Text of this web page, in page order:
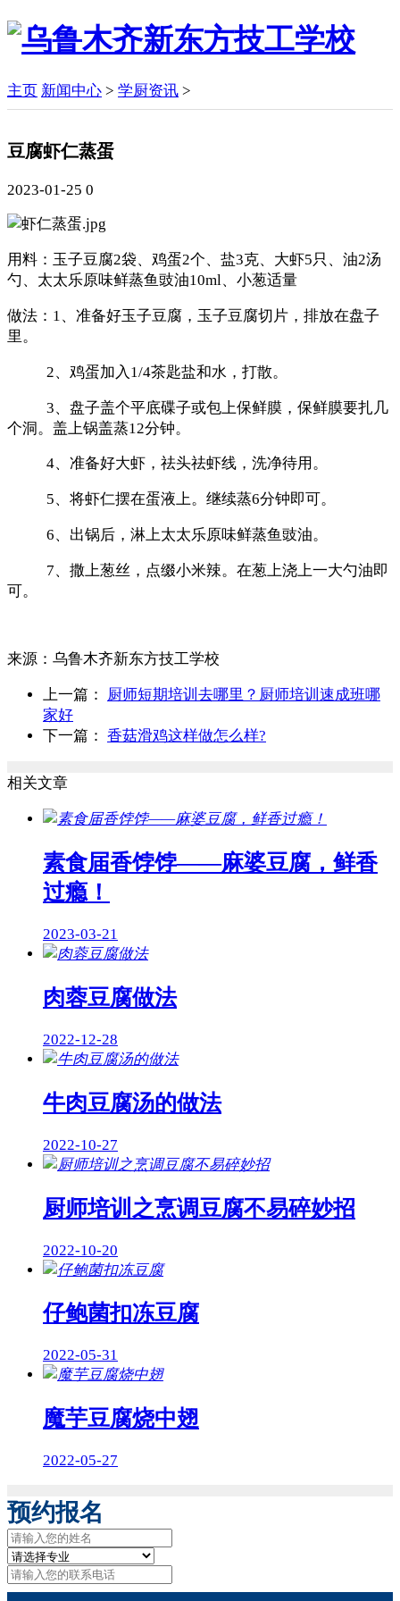
主页 新闻中心 > 学厨资讯 >
豆腐虾仁蒸蛋
2023-01-25 0
用料：玉子豆腐2袋、鸡蛋2个、盐3克、大虾5只、油2汤
勺、太太乐原味鲜蒸鱼豉油10ml、小葱适量
做法：1、准备好玉子豆腐，玉子豆腐切片，排放在盘子
里。
2、鸡蛋加入1/4茶匙盐和水，打散。
3、盘子盖个平底碟子或包上保鲜膜，保鲜膜要扎几
个洞。盖上锅盖蒸12分钟。
4、准备好大虾，祛头祛虾线，洗净待用。
5、将虾仁摆在蛋液上。继续蒸6分钟即可。
6、出锅后，淋上太太乐原味鲜蒸鱼豉油。
7、撒上葱丝，点缀小米辣。在葱上浇上一大勺油即
可。
来源： 乌鲁木齐新东方技工学校
上一篇： 厨师短期培训去哪里？厨师培训速成班哪
家好
下一篇： 香菇滑鸡这样做怎么样?
相关文章
素食届香饽饽——麻婆豆腐，鲜香
过瘾！
2023-03-21
肉蓉豆腐做法
2022-12-28
牛肉豆腐汤的做法
2022-10-27
厨师培训之烹调豆腐不易碎妙招
2022-10-20
仔鲍菌扣冻豆腐
2022-05-31
魔芋豆腐烧中翅
2022-05-27
预约报名